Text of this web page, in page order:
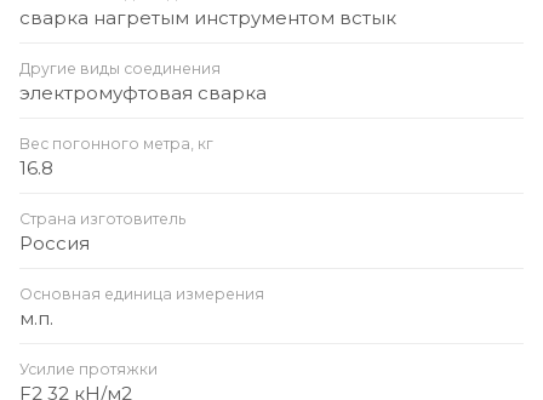
сварка нагретым инструментом встык
Другие виды соединения
электромуфтовая сварка
Вес погонного метра, кг
16.8
Страна изготовитель
Россия
Основная единица измерения
м.п.
Усилие протяжки
F2 32 кН/м2